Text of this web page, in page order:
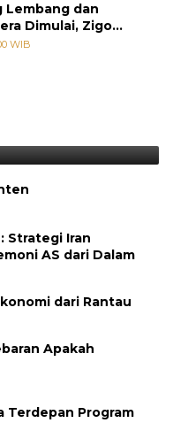
Lembang dan
Dimulai, Zigo
Berjalan
WIB
Jepang Selalu
Strategi Iran
AS dari Dalam
dari Rantau
Apakah
Terdepan Program